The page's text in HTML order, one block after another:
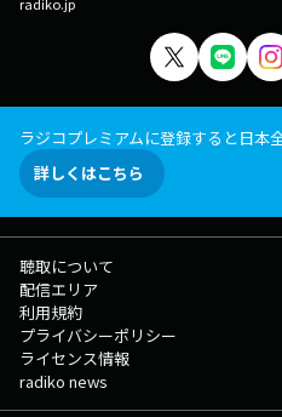
ラジコプレミアムに登録すると日本
詳しくはこちら
聴取について
配信エリア
利用規約
プライバシーポリシー
ライセンス情報
radiko news